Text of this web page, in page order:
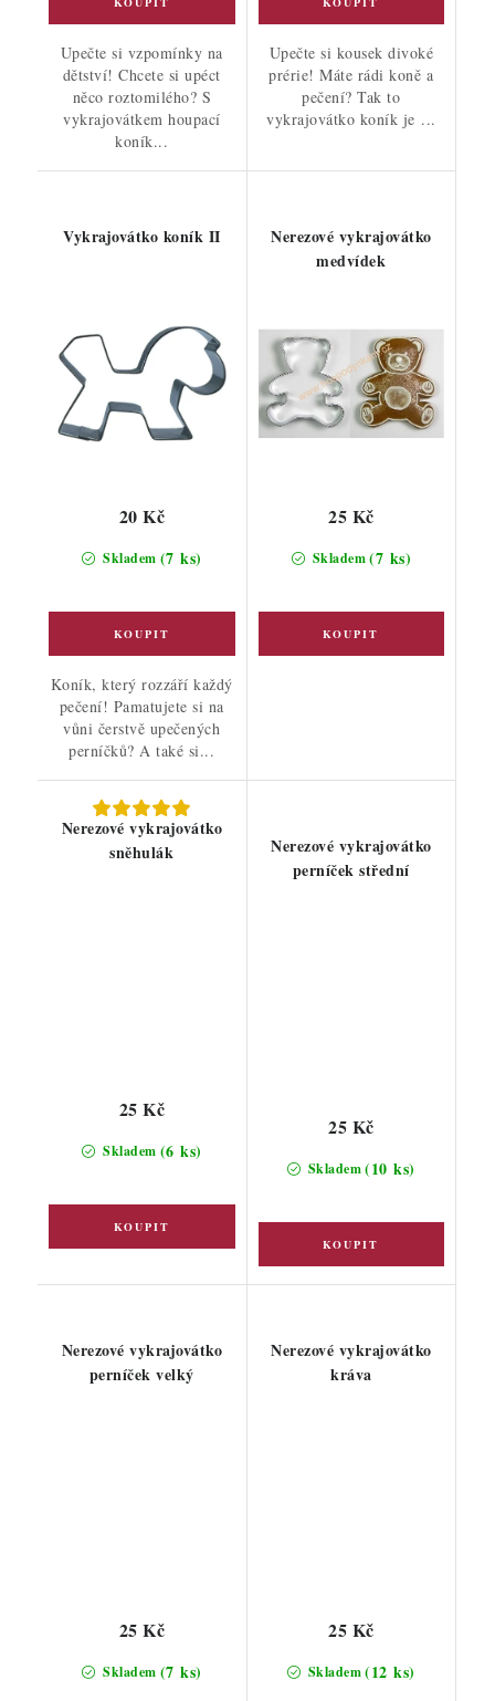
Upečte si vzpomínky na
dětství! Chcete si upéct
něco roztomilého? S
vykrajovátkem houpací
koník...
Upečte si kousek divoké
prérie! Máte rádi koně a
pečení? Tak to
vykrajovátko koník je ...
Vykrajovátko koník II
Skladem (7 ks)
20 Kč
Koník, který rozzáří každý
pečení! Pamatujete si na
vůni čerstvě upečených
perníčků? A také si...
Nerezové vykrajovátko
medvídek
Skladem(7 ks)
25 Kč
Nerezové vykrajovátko
sněhulák
Skladem (6 ks)
25 Kč
Nerezové vykrajovátko
perníček střední
Skladem(10 ks)
25 Kč
Nerezové vykrajovátko
perníček velký
Skladem (7 ks)
25 Kč
Nerezové vykrajovátko
kráva
Skladem(12 ks)
25 Kč